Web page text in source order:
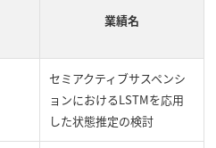
業績名
セミアクティブサスペンシ
ョンにおけるLSTMを応用
した状態推定の検討